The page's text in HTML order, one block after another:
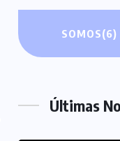
SOMOS(6)
Últimas